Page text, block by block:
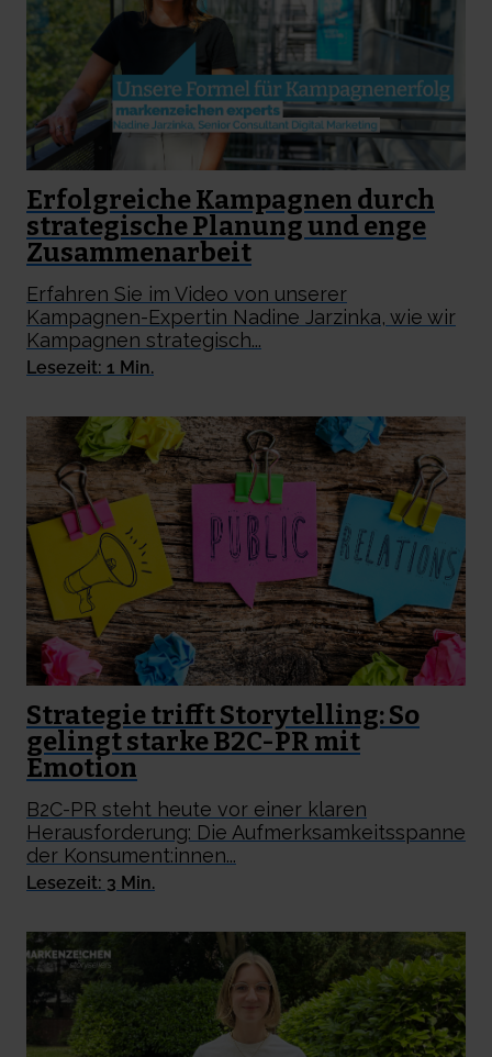
Erfolgreiche Kampagnen durch
strategische Planung und enge
Zusammenarbeit
Erfahren Sie im Video von unserer
Kampagnen-Expertin Nadine Jarzinka, wie wir
Kampagnen strategisch...
Lesezeit: 1 Min.
Strategie trifft Storytelling: So
gelingt starke B2C-PR mit
Emotion
B2C-PR steht heute vor einer klaren
Herausforderung: Die Aufmerksamkeitsspanne
der Konsument:innen...
Lesezeit: 3 Min.